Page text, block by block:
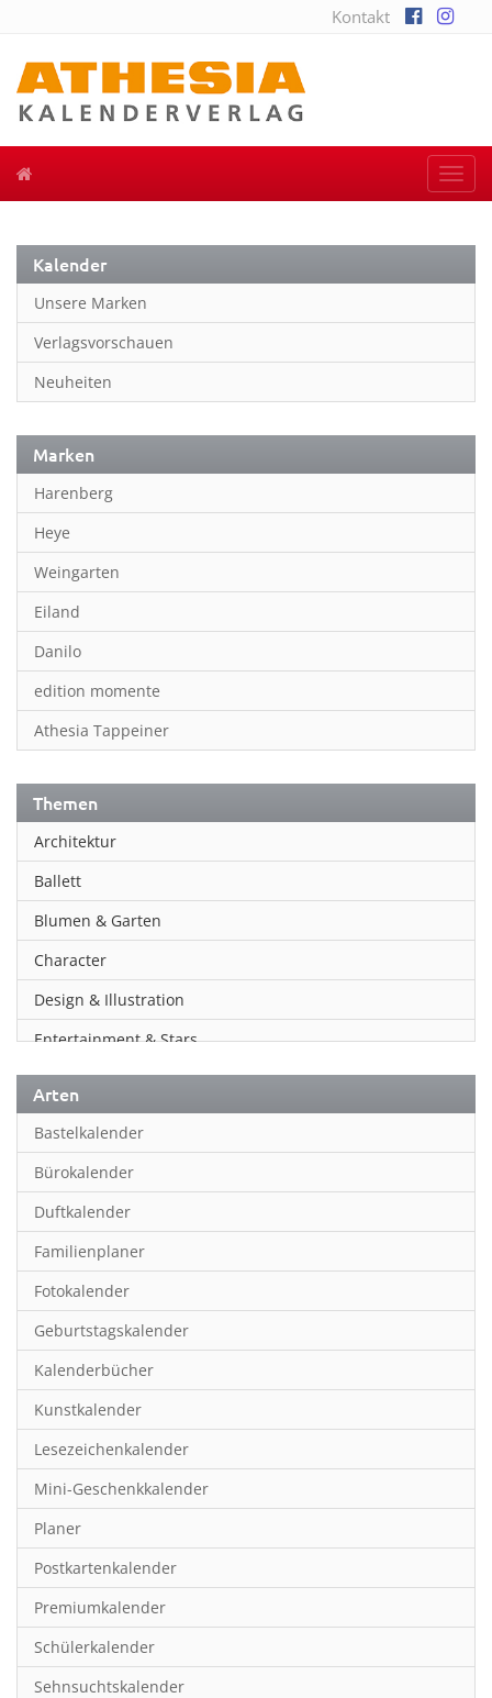
Kontakt
Kalender
Unsere Marken
Verlagsvorschauen
Neuheiten
Marken
Harenberg
Heye
Weingarten
Eiland
Danilo
edition momente
Athesia Tappeiner
Themen
Architektur
Ballett
Blumen & Garten
Character
Design & Illustration
Entertainment & Stars
Erotik
Essen & Trinken
Familienplaner
Fantasy
Film
Fotokunst
Frauen
Fußball
Gaming
Geburtstagskalender
Geschichte
Hobby & Basteln
Humor & Cartoon
Inspiration & Entspannung
Inspiration & Spiritualität
Kinderkalender
Arten
Bastelkalender
Bürokalender
Duftkalender
Familienplaner
Fotokalender
Geburtstagskalender
Kalenderbücher
Kunstkalender
Lesezeichenkalender
Mini-Geschenkkalender
Planer
Postkartenkalender
Premiumkalender
Schülerkalender
Sehnsuchtskalender